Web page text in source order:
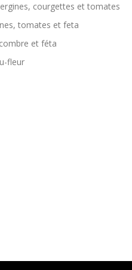
courgettes et tomates
tomates et feta
et féta
fleur